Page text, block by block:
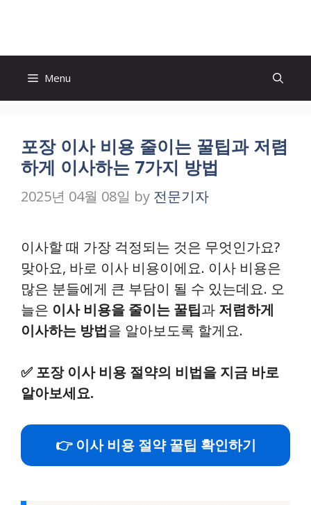
content
Menu
포장 이사 비용 줄이는 꿀팁과 저렴
하게 이사하는 7가지 방법
2025년 04월 08일 by 전문기자
이사할 때 가장 걱정되는 것은 무엇인가요?
맞아요, 바로 이사 비용이에요. 이사 비용은
많은 분들에게 큰 부담이 될 수 있는데요. 오
늘은 이사 비용을 줄이는 꿀팁과 저렴하게
이사하는 방법을 알아보도록 할게요.
✅ 포장 이사 비용 절약의 비법을 지금 바로
알아보세요.
👉 이사 비용 절약 꿀팁 확인하기